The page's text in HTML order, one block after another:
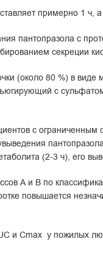
примерно 1 ч, а
пантопразола с
секреции
(около 80 %) в
с
с
(2-3 ч), его
А и В по
повышается
и Сmаx у пожилых